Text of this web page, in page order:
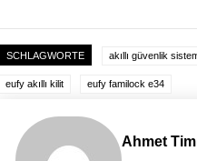
SCHLAGWORTE akıllı güvenlik
eufy akıllı kilit eufy familock e34
Ahmet